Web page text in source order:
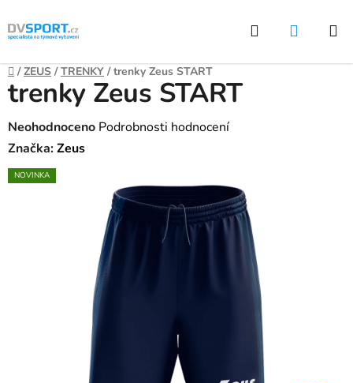
Přejít
na
Hledat
Domů
/ ZEUS / TRENKY / trenky Zeus START
trenky Zeus START
Průměrné
hodnocení
produktu
Neohodnoceno Podrobnosti hodnocení
Značka:Zeus
NOVINKA